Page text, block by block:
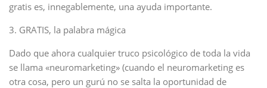
gratis es, innegablemente, una ayuda importante.
3. GRATIS, la palabra mágica
Dado que ahora cualquier truco psicológico de toda la vida
se llama «neuromarketing» (cuando el neuromarketing es
otra cosa, pero un gurú no se salta la oportunidad de